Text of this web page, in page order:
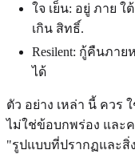
ใจ เย็น: อยู่ ภาย
เกิน สิทธิ์.
Resilent: กู้คืนภา
ได้
ตัว อย่าง เหล่า นี้ ควร
ไม่ใช่ข้อบกพร่อง และ
"รูปแบบที่ปรากฏและสิ่